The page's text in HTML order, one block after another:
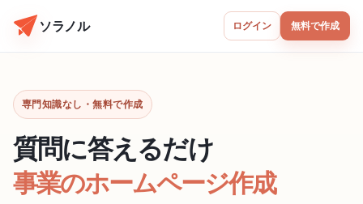
ソラノル ログイン 無料で作成
専門知識なし・無料で作成
質問に答えるだけ
事業のホームページ作成